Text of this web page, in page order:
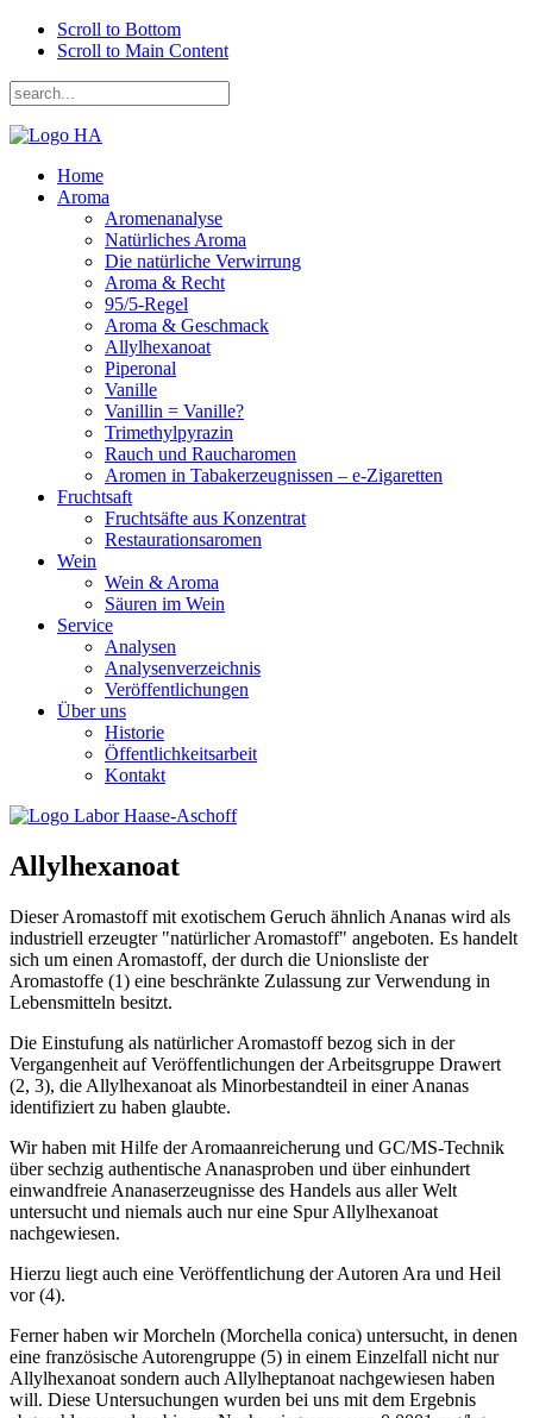
Scroll to Bottom
Scroll to Main Content
Home
Aroma
Aromenanalyse
Natürliches Aroma
Die natürliche Verwirrung
Aroma & Recht
95/5-Regel
Aroma & Geschmack
Allylhexanoat
Piperonal
Vanille
Vanillin = Vanille?
Trimethylpyrazin
Rauch und Raucharomen
Aromen in Tabakerzeugnissen – e-Zigaretten
Fruchtsaft
Fruchtsäfte aus Konzentrat
Restaurationsaromen
Wein
Wein & Aroma
Säuren im Wein
Service
Analysen
Analysenverzeichnis
Veröffentlichungen
Über uns
Historie
Öffentlichkeitsarbeit
Kontakt
Allylhexanoat
Dieser Aromastoff mit exotischem Geruch ähnlich Ananas wird als
industriell erzeugter "natürlicher Aromastoff" angeboten. Es handelt
sich um einen Aromastoff, der durch die Unionsliste der
Aromastoffe (1) eine beschränkte Zulassung zur Verwendung in
Lebensmitteln besitzt.
Die Einstufung als natürlicher Aromastoff bezog sich in der
Vergangenheit auf Veröffentlichungen der Arbeitsgruppe Drawert
(2, 3), die Allylhexanoat als Minorbestandteil in einer Ananas
identifiziert zu haben glaubte.
Wir haben mit Hilfe der Aromaanreicherung und GC/MS-Technik
über sechzig authentische Ananasproben und über einhundert
einwandfreie Ananaserzeugnisse des Handels aus aller Welt
untersucht und niemals auch nur eine Spur Allylhexanoat
nachgewiesen.
Hierzu liegt auch eine Veröffentlichung der Autoren Ara und Heil
vor (4).
Ferner haben wir Morcheln (Morchella conica) untersucht, in denen
eine französische Autorengruppe (5) in einem Einzelfall nicht nur
Allylhexanoat sondern auch Allylheptanoat nachgewiesen haben
will. Diese Untersuchungen wurden bei uns mit dem Ergebnis